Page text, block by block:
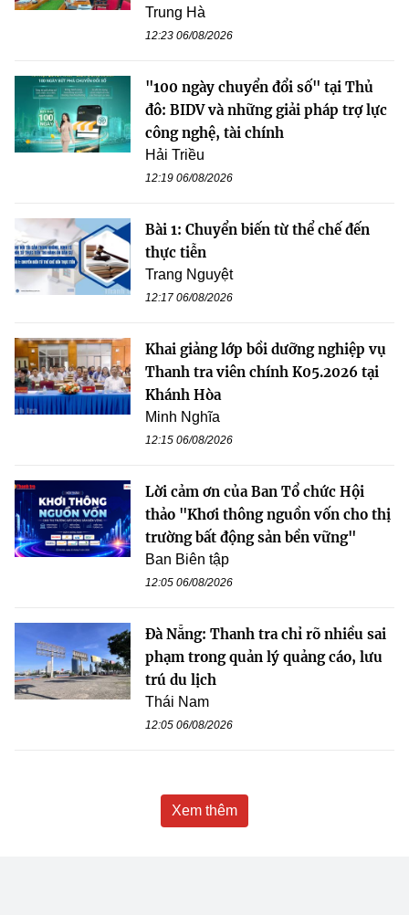
Trung Hà
12:23 06/08/2026
"100 ngày chuyển đổi số" tại Thủ
đô: BIDV và những giải pháp trợ lực
công nghệ, tài chính
Hải Triều
12:19 06/08/2026
Bài 1: Chuyển biến từ thể chế đến
thực tiễn
Trang Nguyệt
12:17 06/08/2026
Khai giảng lớp bồi dưỡng nghiệp vụ
Thanh tra viên chính K05.2026 tại
Khánh Hòa
Minh Nghĩa
12:15 06/08/2026
Lời cảm ơn của Ban Tổ chức Hội
thảo "Khơi thông nguồn vốn cho thị
trường bất động sản bền vững"
Ban Biên tập
12:05 06/08/2026
Đà Nẵng: Thanh tra chỉ rõ nhiều sai
phạm trong quản lý quảng cáo, lưu
trú du lịch
Thái Nam
12:05 06/08/2026
Xem thêm